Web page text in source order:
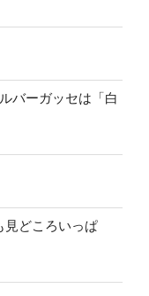
バーガッセは「白
どころいっぱ